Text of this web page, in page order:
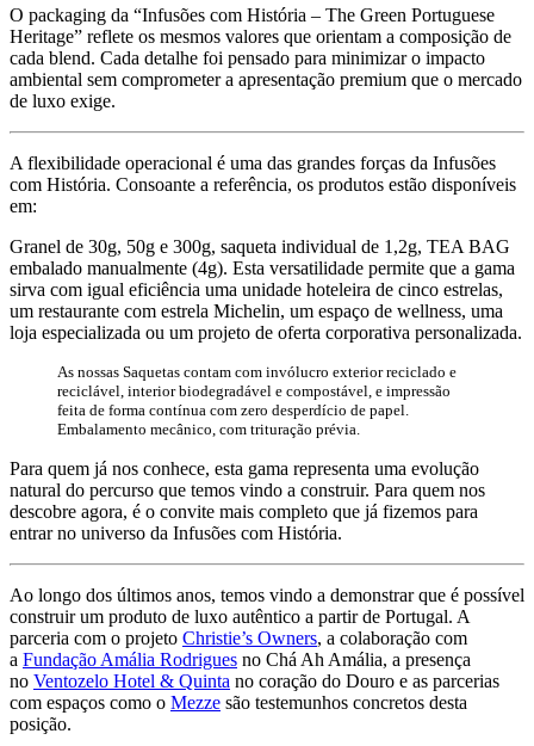
O packaging da “Infusões com História – The Green Portuguese
Heritage” reflete os mesmos valores que orientam a composição de
cada blend. Cada detalhe foi pensado para minimizar o impacto
ambiental sem comprometer a apresentação premium que o mercado
de luxo exige.
A flexibilidade operacional é uma das grandes forças da Infusões
com História. Consoante a referência, os produtos estão disponíveis
em:
Granel de 30g, 50g e 300g, saqueta individual de 1,2g, TEA BAG
embalado manualmente (4g). Esta versatilidade permite que a gama
sirva com igual eficiência uma unidade hoteleira de cinco estrelas,
um restaurante com estrela Michelin, um espaço de wellness, uma
loja especializada ou um projeto de oferta corporativa personalizada.
As nossas Saquetas contam com invólucro exterior reciclado e
reciclável, interior biodegradável e compostável, e impressão
feita de forma contínua com zero desperdício de papel.
Embalamento mecânico, com trituração prévia.
Para quem já nos conhece, esta gama representa uma evolução
natural do percurso que temos vindo a construir. Para quem nos
descobre agora, é o convite mais completo que já fizemos para
entrar no universo da Infusões com História.
Ao longo dos últimos anos, temos vindo a demonstrar que é possível
construir um produto de luxo autêntico a partir de Portugal. A
parceria com o projeto Christie’s Owners, a colaboração com
a Fundação Amália Rodrigues no Chá Ah Amália, a presença
no Ventozelo Hotel & Quinta no coração do Douro e as parcerias
com espaços como o Mezze são testemunhos concretos desta
posição.